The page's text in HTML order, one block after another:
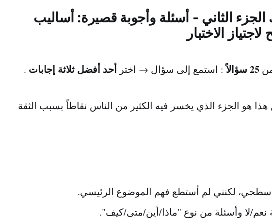
الجزء الثاني - أسئلة وأجوبة قصيرة: أساليب
الاختبار
25 سؤالاً : استمع إلى سؤال → اختر أحد أفضل ثلاثة إجابات .
هذا هو الجزء الذي يخسر فيه الكثير من الناس نقاطاً بسبب الثقة
لكنني لم أستطع فهم الموضوع الرئيسي.
نعم/لا وأسئلة من نوع "ماذا/أين/متى/كيف".